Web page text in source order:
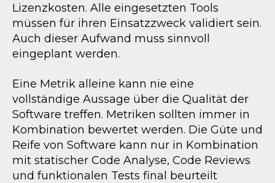
Lizenzkosten. Alle eingesetzten Tools
müssen für ihren Einsatzzweck validiert sein.
Auch dieser Aufwand muss sinnvoll
eingeplant werden.
Eine Metrik alleine kann nie eine
vollständige Aussage über die Qualität der
Software treffen. Metriken sollten immer in
Kombination bewertet werden. Die Güte und
Reife von Software kann nur in Kombination
mit statischer Code Analyse, Code Reviews
und funktionalen Tests final beurteilt